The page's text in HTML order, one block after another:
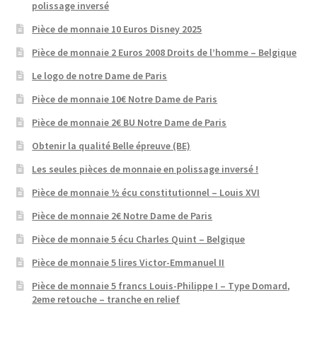
polissage inversé
Pièce de monnaie 10 Euros Disney 2025
Pièce de monnaie 2 Euros 2008 Droits de l’homme – Belgique
Le logo de notre Dame de Paris
Pièce de monnaie 10€ Notre Dame de Paris
Pièce de monnaie 2€ BU Notre Dame de Paris
Obtenir la qualité Belle épreuve (BE)
Les seules pièces de monnaie en polissage inversé !
Pièce de monnaie ½ écu constitutionnel – Louis XVI
Pièce de monnaie 2€ Notre Dame de Paris
Pièce de monnaie 5 écu Charles Quint – Belgique
Pièce de monnaie 5 lires Victor-Emmanuel II
Pièce de monnaie 5 francs Louis-Philippe I – Type Domard,
2eme retouche – tranche en relief